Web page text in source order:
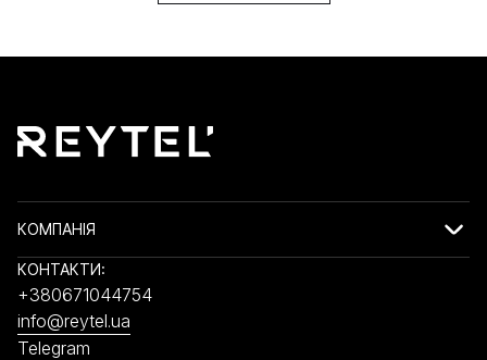
КОМПАНІЯ
КОНТАКТИ:
+380671044754
info@reytel.ua
Telegram